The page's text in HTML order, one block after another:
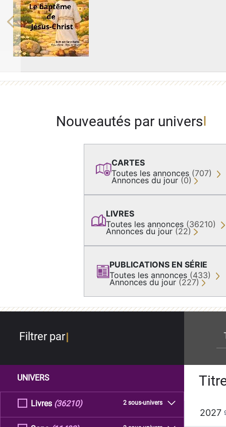
Previous
Nouveautés par univers
CARTES
Toutes les annonces (707)
Annonces du jour (0)
LIVRES
Toutes les annonces (36210)
Annonces du jour (22)
PUBLICATIONS EN SÉRIE
Toutes les annonces (433)
Annonces du jour (227)
Filtrer par
UNIVERS
Livres 2 sous-univers
(36210)
2027